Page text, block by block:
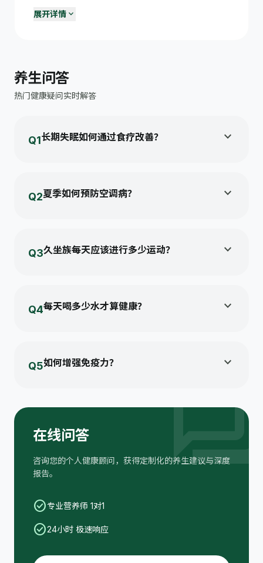
menu_book学习与休息平衡
机。
sports_basketball每天运动一小时
nutrition青少年营养要点
展开详情 expand_more
养生问答
热门健康疑问实时解答
Q1长期失眠如何通过食疗改善？ expand_more
Q2夏季如何预防空调病？ expand_more
Q3久坐族每天应该进行多少运动？ expand_more
Q4每天喝多少水才算健康？ expand_more
Q5如何增强免疫力？ expand_more
在线问答
咨询您的个人健康顾问，获得定制化的养生建议与深度
报告。
check_circle专业营养师 1对1
check_circle24小时 极速响应